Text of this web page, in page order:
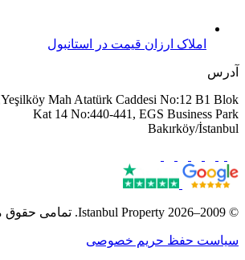
املاک ارزان قیمت در استانبول
آدرس
Yeşilköy Mah Atatürk Caddesi No:12 B1 Blok,
Kat 14 No:440-441, EGS Business Park
Bakırköy/İstanbul
© 2009–2026 Istanbul Property. تمامی حقوق محفوظ است.
سیاست حفظ حریم خصوصی